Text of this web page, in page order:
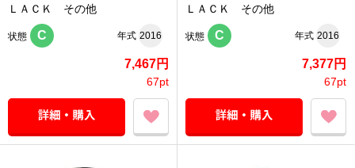
ＬＡＣＫ その他
状態 C 年式 2016
7,467円
67pt
ＬＡＣＫ その他
状態 C 年式 2016
7,377円
67pt